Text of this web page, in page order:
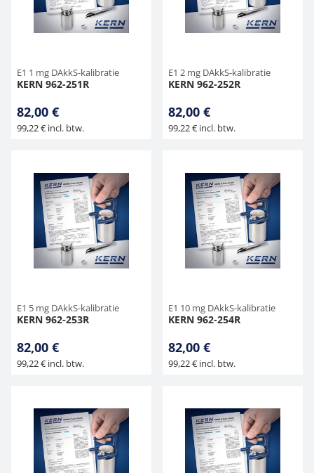
E1 1 mg DAkkS-kalibratie
KERN 962-251R
82,00 €
99,22 € incl. btw.
E1 2 mg DAkkS-kalibratie
KERN 962-252R
82,00 €
99,22 € incl. btw.
E1 5 mg DAkkS-kalibratie
KERN 962-253R
82,00 €
99,22 € incl. btw.
E1 10 mg DAkkS-kalibratie
KERN 962-254R
82,00 €
99,22 € incl. btw.
Hangende weegschalen
Orgelschalen
Weegschaal inclusief software
Spannings- en compressiebelastingcellen
Videomicroscopen
Accessoires
Toepassingen voor experts
Newton-gewichten
Geluidsniveaumeter